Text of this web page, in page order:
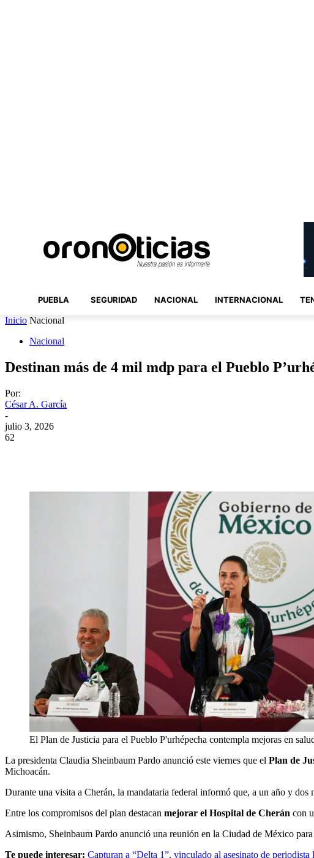
PUEBLA SEGURIDAD NACIONAL INTERNACIONAL
Inicio Nacional
Nacional
Destinan más de 4 mil mdp para el Pueblo
Por:
César A. García
-
julio 3, 2026
62
El Plan de Justicia para el Pueblo P'urhépecha contempla mejoras en
La presidenta Claudia Sheinbaum Pardo anunció este viernes que el Plan de
Michoacán.
Durante una visita a Cherán, la mandataria federal informó que, a un año y
Entre los compromisos del plan destacan mejorar el Hospital de Cherán con
Asimismo, Sheinbaum Pardo anunció una reunión en la Ciudad de México para
Te puede interesar: Capturan a “Delta 1”, vinculado al asesinato de